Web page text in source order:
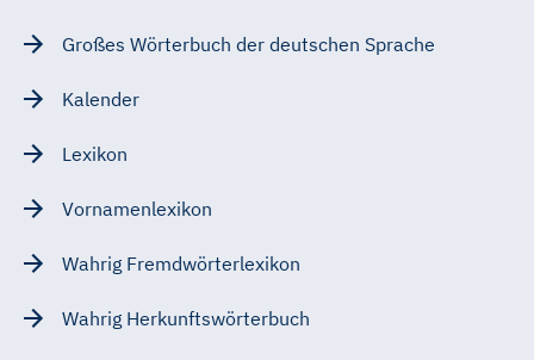
Großes Wörterbuch der deutschen Sprache
Kalender
Lexikon
Vornamenlexikon
Wahrig Fremdwörterlexikon
Wahrig Herkunftswörterbuch